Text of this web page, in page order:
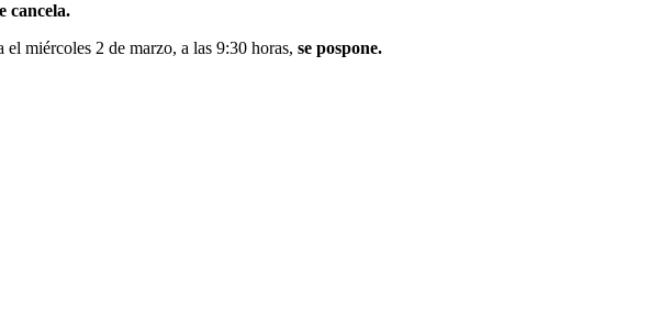
cancela.
miércoles 2 de marzo, a las 9:30 horas, se pospone.